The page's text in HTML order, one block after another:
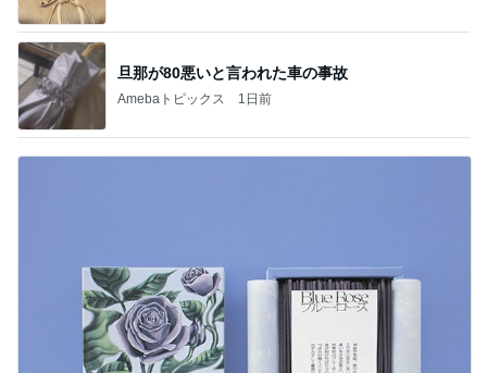
旦那が80悪いと言われた車の事故
Amebaトピックス 1日前